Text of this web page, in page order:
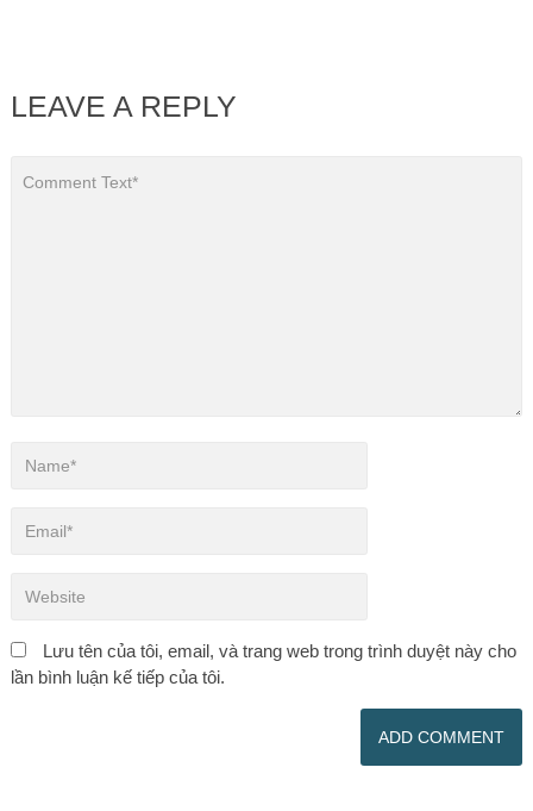
LEAVE A REPLY
Lưu tên của tôi, email, và trang web trong trình duyệt này cho
lần bình luận kế tiếp của tôi.